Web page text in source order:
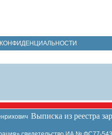
Выписка из реестра